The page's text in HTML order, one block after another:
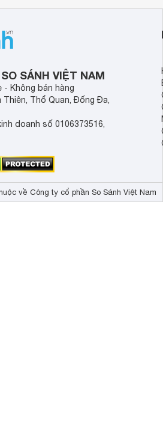
SÁNH VIỆT NAM
- Không bán hàng
Thiên, Thổ Quan, Đống Đa,
doanh số 0106373516,
về Công ty cổ phần So Sánh Việt Nam